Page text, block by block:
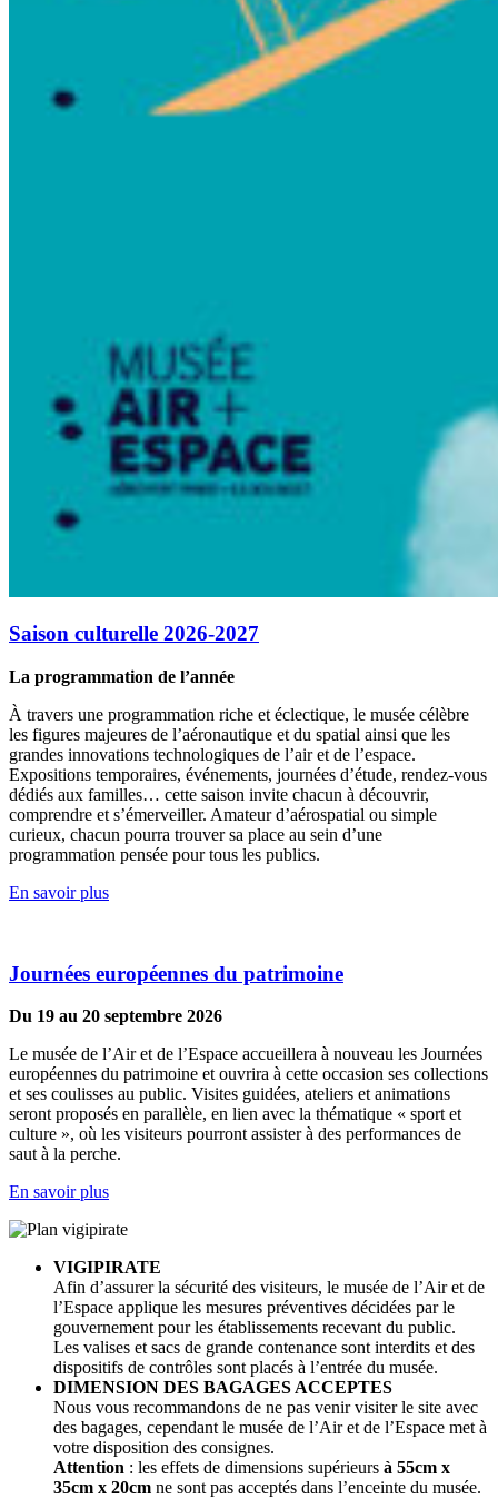
Saison culturelle 2026-2027
La programmation de l’année
À travers une programmation riche et éclectique, le musée célèbre
les figures majeures de l’aéronautique et du spatial ainsi que les
grandes innovations technologiques de l’air et de l’espace.
Expositions temporaires, événements, journées d’étude, rendez-vous
dédiés aux familles… cette saison invite chacun à découvrir,
comprendre et s’émerveiller. Amateur d’aérospatial ou simple
curieux, chacun pourra trouver sa place au sein d’une
programmation pensée pour tous les publics.
En savoir plus
Journées européennes du patrimoine
Du 19 au 20 septembre 2026
Le musée de l’Air et de l’Espace accueillera à nouveau les Journées
européennes du patrimoine et ouvrira à cette occasion ses collections
et ses coulisses au public. Visites guidées, ateliers et animations
seront proposés en parallèle, en lien avec la thématique « sport et
culture », où les visiteurs pourront assister à des performances de
saut à la perche.
En savoir plus
VIGIPIRATE
Afin d’assurer la sécurité des visiteurs, le musée de l’Air et de
l’Espace applique les mesures préventives décidées par le
gouvernement pour les établissements recevant du public.
Les valises et sacs de grande contenance sont interdits et des
dispositifs de contrôles sont placés à l’entrée du musée.
DIMENSION DES BAGAGES ACCEPTES
Nous vous recommandons de ne pas venir visiter le site avec
des bagages, cependant le musée de l’Air et de l’Espace met à
votre disposition des consignes.
Attention : les effets de dimensions supérieurs à 55cm x
35cm x 20cm ne sont pas acceptés dans l’enceinte du musée.